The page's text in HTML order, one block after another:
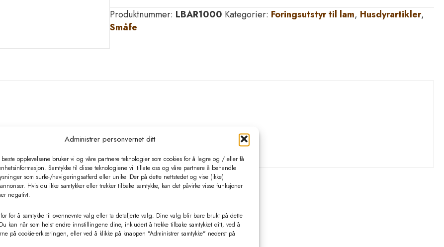
Administrer personvernet ditt
opplevelsene bruker vi og våre partnere teknologier som cookies for å lagre og / eller få
Samtykke til disse teknologiene vil tillate oss og våre partnere å behandle
som surfe-/navigeringsatferd eller unike IDer på dette nettstedet og vise (ikke)
Hvis du ikke samtykker eller trekker tilbake samtykke, kan det påvirke visse funksjoner
negativt.
for å samtykke til ovennevnte valg eller ta detaljerte valg. Dine valg blir bare brukt på dette
kan når som helst endre innstillingene dine, inkludert å trekke tilbake samtykket ditt, ved å
på cookie-erklæringen, eller ved å klikke på knappen "Administrer samtykke" nederst på
FLASKE
antall
Produktnummer: LBAR1000 Kategorier: Foringsutstyr til lam, Husdyrartikler,
Småfe
Relaterte produkter